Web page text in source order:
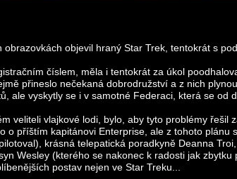
objevil hraný Star Trek, tentokrát s
číslem, měla i tentokrát za úkol
přineslo nečekaná dobrodružství a z nich
ale vyskytly se i v samotné Federaci, která se
veliteli vlajkové lodi, bylo, aby tyto problémy
o příštím kapitánovi Enterprise, ale z tohoto
krásná telepatická poradkyně Deanna
Wesley (kterého se nakonec k radosti jak
postav nejen ve Star Treku...